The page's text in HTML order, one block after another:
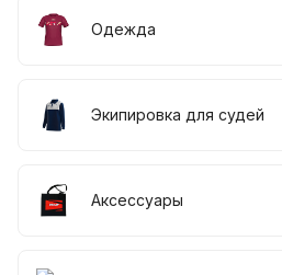
Одежда
Экипировка для судей
Аксессуары